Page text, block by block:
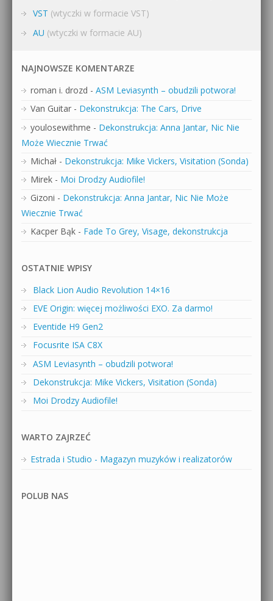
VST (wtyczki w formacie VST)
AU (wtyczki w formacie AU)
NAJNOWSZE KOMENTARZE
roman i. drozd - ASM Leviasynth – obudzili potwora!
Van Guitar - Dekonstrukcja: The Cars, Drive
youlosewithme - Dekonstrukcja: Anna Jantar, Nic Nie
Może Wiecznie Trwać
Michał - Dekonstrukcja: Mike Vickers, Visitation (Sonda)
Mirek - Moi Drodzy Audiofile!
Gizoni - Dekonstrukcja: Anna Jantar, Nic Nie Może
Wiecznie Trwać
Kacper Bąk - Fade To Grey, Visage, dekonstrukcja
OSTATNIE WPISY
Black Lion Audio Revolution 14×16
EVE Origin: więcej możliwości EXO. Za darmo!
Eventide H9 Gen2
Focusrite ISA C8X
ASM Leviasynth – obudzili potwora!
Dekonstrukcja: Mike Vickers, Visitation (Sonda)
Moi Drodzy Audiofile!
WARTO ZAJRZEĆ
Estrada i Studio - Magazyn muzyków i realizatorów
POLUB NAS